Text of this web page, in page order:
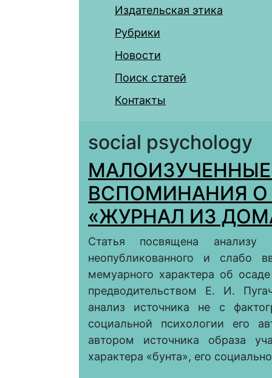
Издательская этика
Рубрики
Новости
Поиск статей
Контакты
social psychology
ВСПОМИНАНИЯ О
«ЖУРНАЛ ИЗ
Статья посвящена
неопубликованного и слабо
мемуарного характера об
предводительством Е. И.
анализ источника не с
социальной психологии его
автором источника образа
характера «бунта», его